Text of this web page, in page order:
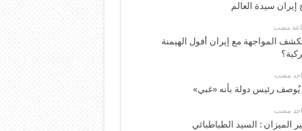
إيران سيدة العالم
المواجهة مع إيران أفول الهيمنة
مضت
رئيس دولة بأنه «غبي»
مضت
الميزان : السيد الطباطبائي